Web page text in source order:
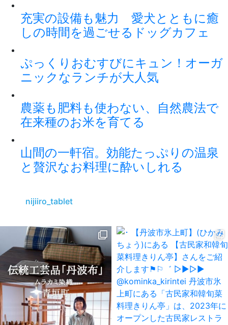
充実の設備も魅力 愛犬とともに癒
しの時間を過ごせるドッグカフェ
ぷっくりおむすびにキュン！オーガ
ニックなランチが大人気
農薬も肥料も使わない、自然農法で
在来種のお米を育てる
山間の一軒宿。効能たっぷりの温泉
と贅沢なお料理に酔いしれる
nijiiro_tablet